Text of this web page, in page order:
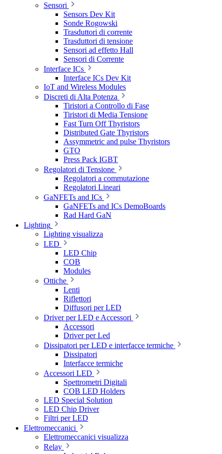
Sensori
Sensors Dev Kit
Sonde Rogowski
Trasduttori di corrente
Trasduttori di tensione
Sensori ad effetto Hall
Sensori di Corrente
Interface ICs
Interface ICs Dev Kit
IoT and Wireless Modules
Discreti di Alta Potenza
Tiristori a Controllo di Fase
Tiristori di Media Tensione
Fast Turn Off Thyristors
Distributed Gate Thyristors
Assymmetric and pulse Thyristors
GTO
Press Pack IGBT
Regolatori di Tensione
Regolatori a commutazione
Regolatori Lineari
GaNFETs and ICs
GaNFETs and ICs DemoBoards
Rad Hard GaN
Lighting
Lighting visualizza
LED
LED Chip
COB
Modules
Ottiche
Lenti
Riflettori
Diffusori per LED
Driver per LED e Accessori
Accessori
Driver per Led
Dissipatori per LED e interfacce termiche
Dissipatori
Interfacce termiche
Accessori LED
Spettrometri Digitali
COB LED Holders
LED Special Solution
LED Chip Driver
Filtri per LED
Elettromeccanici
Elettromeccanici visualizza
Relay